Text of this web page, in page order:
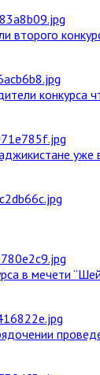
второго
конкурса
уже
в мечети